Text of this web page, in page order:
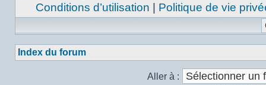
Conditions d’utilisation | Politique de vie
Index du forum
Aller à :